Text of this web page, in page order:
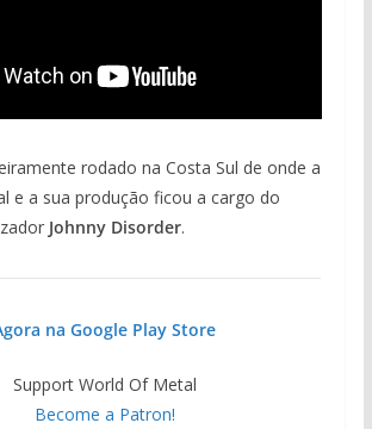
rodado na Costa Sul de onde a
e a sua produção ficou a cargo do
Johnny Disorder.
na Google Play Store
Support World Of Metal
Become a Patron!